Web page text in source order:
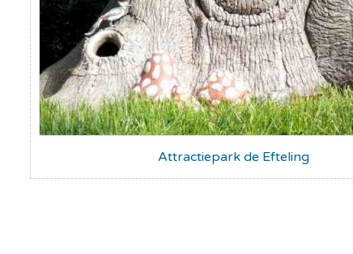
Attractiepark de Efteling